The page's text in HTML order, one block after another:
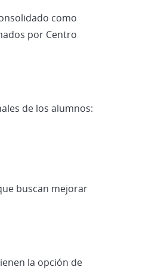
como
por Centro
de los alumnos:
buscan mejorar
la opción de